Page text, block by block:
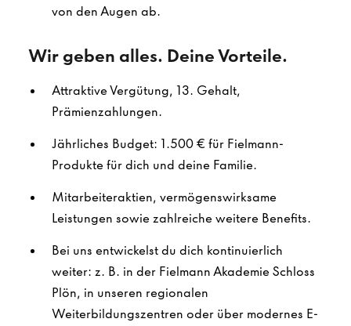
von den Augen ab.
Wir geben alles. Deine Vorteile.
Attraktive Vergütung, 13. Gehalt,
Prämienzahlungen.
Jährliches Budget: 1.500 € für Fielmann-
Produkte für dich und deine Familie.
Mitarbeiteraktien, vermögenswirksame
Leistungen sowie zahlreiche weitere Benefits.
Bei uns entwickelst du dich kontinuierlich
weiter: z. B. in der Fielmann Akademie Schloss
Plön, in unseren regionalen
Weiterbildungszentren oder über modernes E-